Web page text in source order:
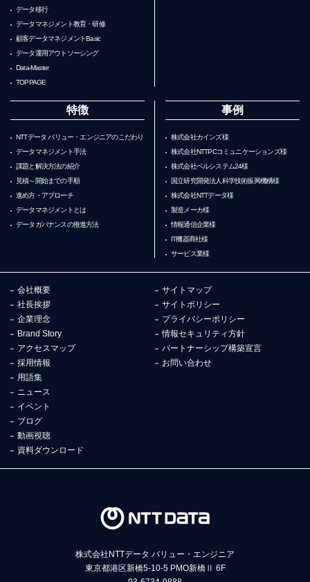
データ移行
データマネジメント教育・研修
顧客データマネジメントBasic
データ運用アウトソーシング
Data-Master
TOPPAGE
特徴
NTTデータ バリュー・エンジニアのこだわり
データマネジメント手法
課題と解決方法の紹介
見積～開始までの手順
進め方・アプローチ
データマネジメントとは
データガバナンスの推進方法
事例
株式会社カインズ様
株式会社NTTPCコミュニケーションズ様
株式会社ベルシステム24様
国立研究開発法人科学技術振興機構様
株式会社NTTデータ様
製造メーカ様
情報通信企業様
IT機器商社様
サービス業様
会社概要
社長挨拶
企業理念
Brand Story
アクセスマップ
採用情報
サイトマップ
サイトポリシー
プライバシーポリシー
情報セキュリティ方針
パートナーシップ構築宣言
お問い合わせ
用語集
ニュース
イベント
ブログ
動画視聴
資料ダウンロード
株式会社NTTデータ バリュー・エンジニア
東京都港区新橋5-10-5 PMO新橋Ⅱ 6F